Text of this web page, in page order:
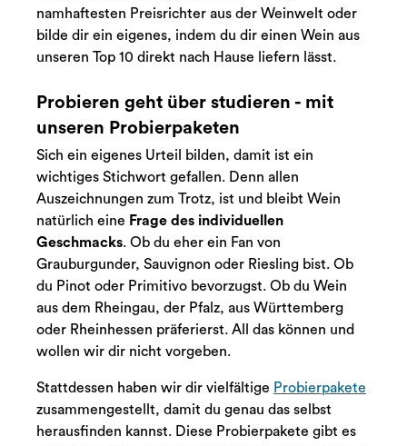
namhaftesten Preisrichter aus der Weinwelt oder
bilde dir ein eigenes, indem du dir einen Wein aus
unseren Top 10 direkt nach Hause liefern lässt.
Probieren geht über studieren - mit
unseren Probierpaketen
Sich ein eigenes Urteil bilden, damit ist ein
wichtiges Stichwort gefallen. Denn allen
Auszeichnungen zum Trotz, ist und bleibt Wein
natürlich eine Frage des individuellen
Geschmacks. Ob du eher ein Fan von
Grauburgunder, Sauvignon oder Riesling bist. Ob
du Pinot oder Primitivo bevorzugst. Ob du Wein
aus dem Rheingau, der Pfalz, aus Württemberg
oder Rheinhessen präferierst. All das können und
wollen wir dir nicht vorgeben.
Stattdessen haben wir dir vielfältige Probierpakete
zusammengestellt, damit du genau das selbst
herausfinden kannst. Diese Probierpakete gibt es